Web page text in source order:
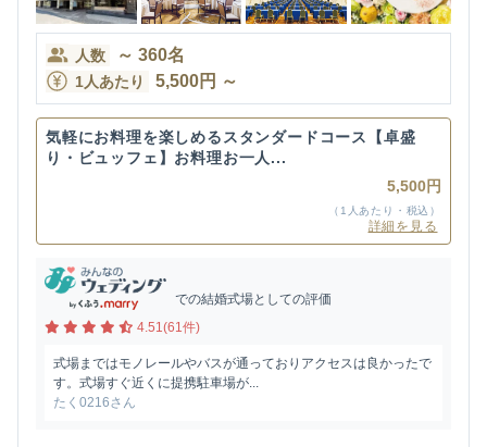
人数 ～ 360名
1人あたり 5,500円 ～
気軽にお料理を楽しめるスタンダードコース【卓盛
り・ビュッフェ】お料理お一人...
5,500円
（1人あたり・税込）
詳細を見る
での結婚式場としての評価
4.51(61件)
式場まではモノレールやバスが通っておりアクセスは良かったで
す。式場すぐ近くに提携駐車場が...
たく0216さん